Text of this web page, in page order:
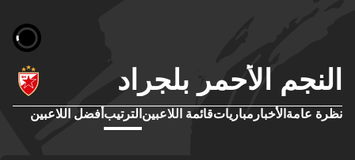
النجم الأحمر بلجراد
نظرة عامة الأخبار مبارياتقائمة اللاعبين الترتيب أفضل اللاعبين